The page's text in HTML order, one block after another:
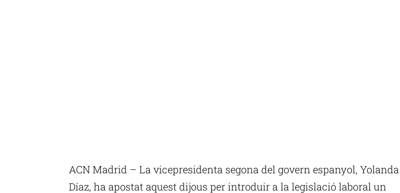
ACN Madrid – La vicepresidenta segona del govern espanyol, Yolanda
Díaz, ha apostat aquest dijous per introduir a la legislació laboral un